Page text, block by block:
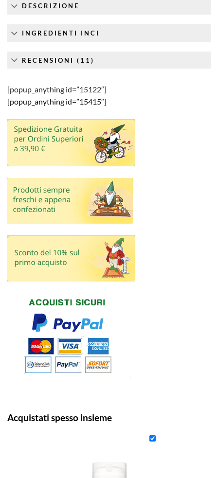
DESCRIZIONE
INGREDIENTI INCI
RECENSIONI (11)
[popup_anything id=”15122″]
[popup_anything id=”15415″]
Acquistati spesso insieme